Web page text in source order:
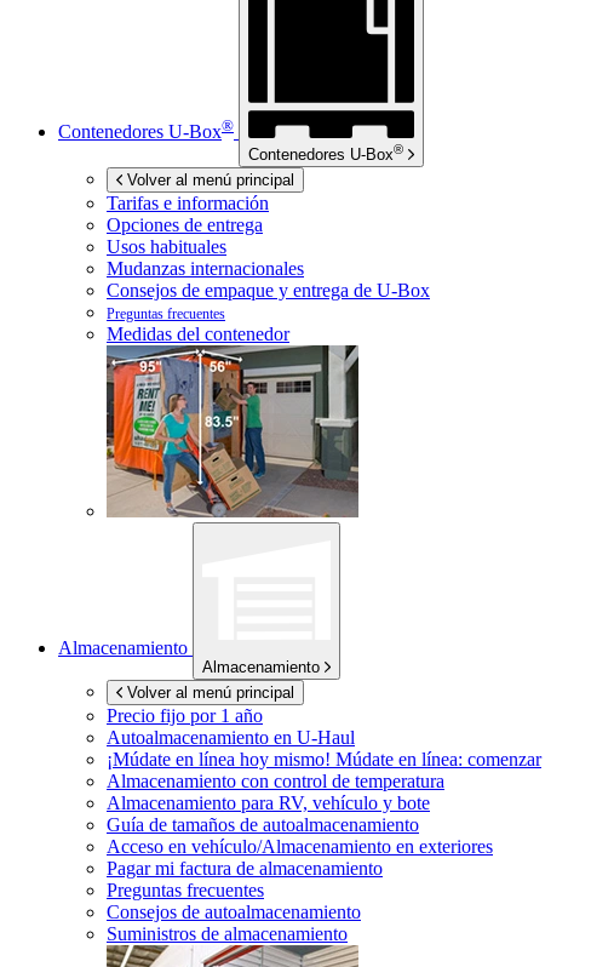
Contenedores U-Box®
Contenedores U-Box®
Volver al menú principal
Tarifas e información
Opciones de entrega
Usos habituales
Mudanzas internacionales
Consejos de empaque y entrega de U-Box
Preguntas frecuentes
Medidas del contenedor
Almacenamiento
Almacenamiento
Volver al menú principal
Precio fijo por 1 año
Autoalmacenamiento en U-Haul
¡Múdate en línea hoy mismo! Múdate en línea: comenzar
Almacenamiento con control de temperatura
Almacenamiento para RV, vehículo y bote
Guía de tamaños de autoalmacenamiento
Acceso en vehículo/Almacenamiento en exteriores
Pagar mi factura de almacenamiento
Preguntas frecuentes
Consejos de autoalmacenamiento
Suministros de almacenamiento